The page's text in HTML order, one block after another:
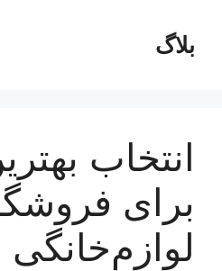
محتوابلاگ
انتخاب
برای
لوازم‌خانگی